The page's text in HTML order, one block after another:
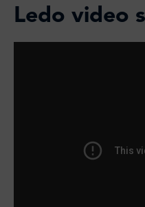
Ledo video